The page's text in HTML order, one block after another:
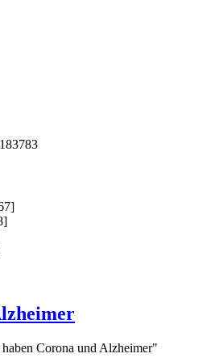
Corona und Alzheimer"